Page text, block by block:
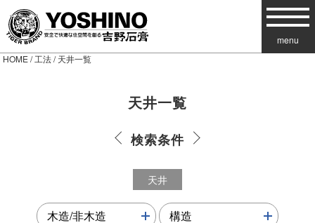
menu
HOME/工法/ 天井一覧
天井一覧
検索条件
天井
木造/非木造 構造